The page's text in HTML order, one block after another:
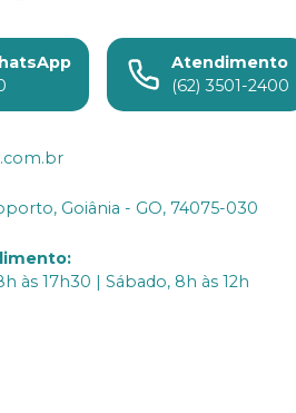
Atendimento
(62) 3501-2400
Goiânia - GO, 74075-030
:
às 17h30 | Sábado, 8h às 12h